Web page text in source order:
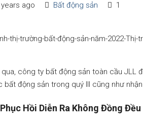
years ago Bất động sản 1
qua, công ty bất động sản toàn cầu JLL
bất động sản trong quý III cũng như
Hồi Diễn Ra Không Đồng Đều